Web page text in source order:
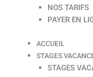
NOS TARIFS
PAYER EN
ACCUEIL
STAGES
STAGES